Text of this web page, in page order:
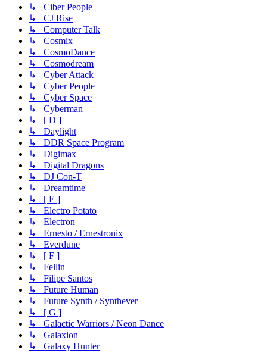
↳ Ciber People
↳ CJ Rise
↳ Computer Talk
↳ Cosmix
↳ CosmoDance
↳ Cosmodream
↳ Cyber Attack
↳ Cyber People
↳ Cyber Space
↳ Cyberman
↳ [ D ]
↳ Daylight
↳ DDR Space Program
↳ Digimax
↳ Digital Dragons
↳ DJ Con-T
↳ Dreamtime
↳ [ E ]
↳ Electro Potato
↳ Electron
↳ Ernesto / Ernestronix
↳ Everdune
↳ [ F ]
↳ Fellin
↳ Filipe Santos
↳ Future Human
↳ Future Synth / Synthever
↳ [ G ]
↳ Galactic Warriors / Neon Dance
↳ Galaxion
↳ Galaxy Hunter